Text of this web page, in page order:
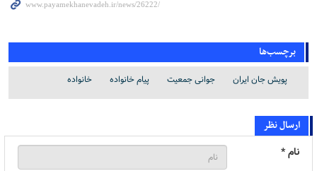
برچسب‌ها
پویش جان ایران جوانی جمعیت پیام خانواده خانواده
ارسال نظر
نام *